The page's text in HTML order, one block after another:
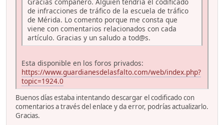
de infracciones de tráfico de la escuela de tráfico
de Mérida. Lo comento porque me consta que
viene con comentarios relacionados con cada
artículo. Gracias y un saludo a tod@s.
Esta disponible en los foros privados:
https://www.guardianesdelasfalto.com/web/index.php?
topic=1924.0
Buenos días estaba intentando descargar el codificado con
comentarios a través del enlace y da error, podrías actualizarlo.
Gracias.